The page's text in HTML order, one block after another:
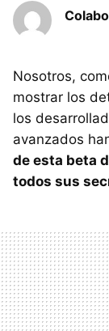
Nosotros,
mostrar los
los
avanzados
de esta beta
todos sus